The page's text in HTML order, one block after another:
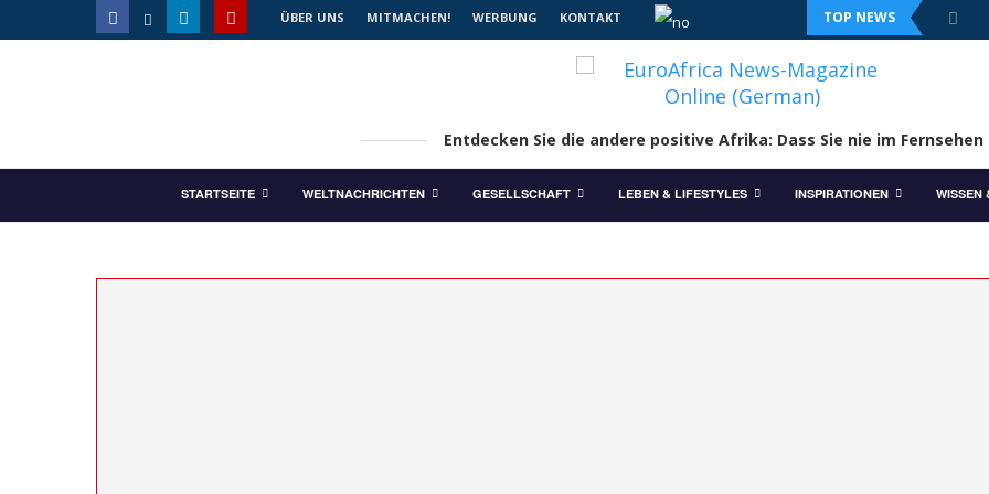
ÜBER UNS MITMACHEN! WERBUNG KONTAKT TOP NEWS
Entdecken Sie die andere positive Afrika: Dass Sie nie im Fernsehen
STARTSEITE WELTNACHRICHTEN GESELLSCHAFT LEBEN & LIFESTYLES INSPIRATIONEN WISSEN